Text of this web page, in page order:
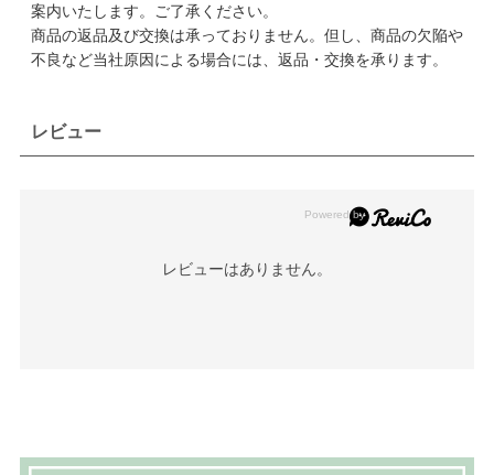
案内いたします。ご了承ください。
商品の返品及び交換は承っておりません。但し、商品の欠陥や
不良など当社原因による場合には、返品・交換を承ります。
レビュー
レビューはありません。